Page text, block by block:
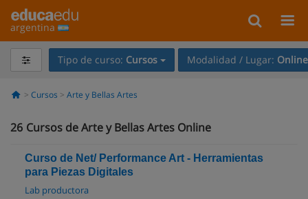
argentina
Tipo de curso: Cursos Modalidad / Lugar: Online
Cursos Arte y Bellas Artes
26 Cursos de Arte y Bellas Artes Online
Curso de Net/ Performance Art - Herramientas
para Piezas Digitales
Lab productora